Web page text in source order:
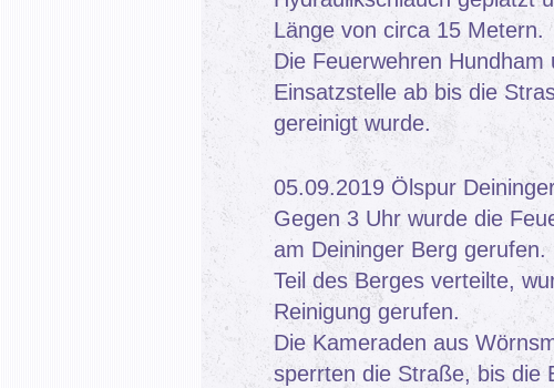
Länge von circa 15 Metern.
Die Feuerwehren
Einsatzstelle ab bis die
gereinigt wurde.
05.09.2019 Ölspur
Gegen 3 Uhr wurde die
am Deininger Berg
Teil des Berges verteilte,
Reinigung gerufen.
Die Kameraden aus
sperrten die Straße, bis die